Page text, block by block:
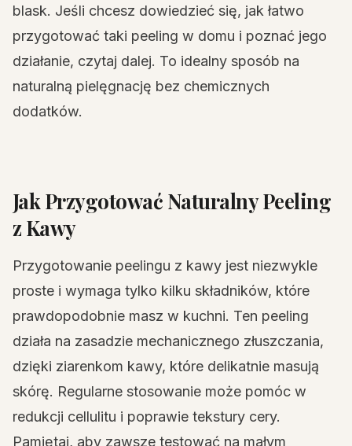
blask. Jeśli chcesz dowiedzieć się, jak łatwo
przygotować taki peeling w domu i poznać jego
działanie, czytaj dalej. To idealny sposób na
naturalną pielęgnację bez chemicznych
dodatków.
Jak Przygotować Naturalny Peeling
z Kawy
Przygotowanie peelingu z kawy jest niezwykle
proste i wymaga tylko kilku składników, które
prawdopodobnie masz w kuchni. Ten peeling
działa na zasadzie mechanicznego złuszczania,
dzięki ziarenkom kawy, które delikatnie masują
skórę. Regularne stosowanie może pomóc w
redukcji cellulitu i poprawie tekstury cery.
Pamiętaj, aby zawsze testować na małym